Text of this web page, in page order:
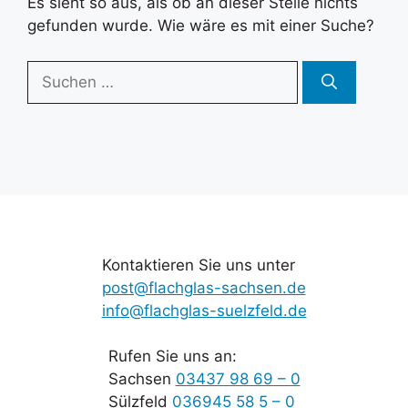
gefunden wurde. Wie wäre es mit einer Suche?
nach:
Kontaktieren Sie uns unter
post@flachglas-sachsen.de
info@flachglas-suelzfeld.de
Rufen Sie uns an:
Sachsen 03437 98 69 – 0
Sülzfeld 036945 58 5 – 0